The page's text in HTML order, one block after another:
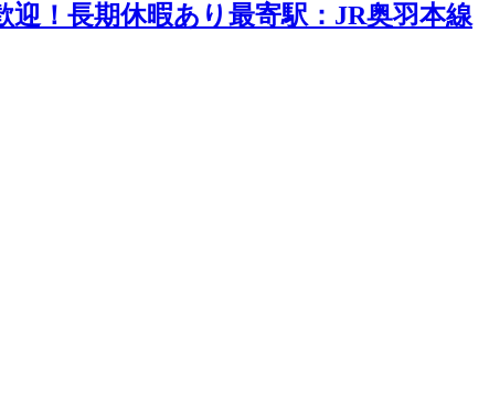
！長期休暇あり最寄駅：JR奥羽本線